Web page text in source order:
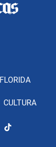
FLORIDA
CULTURA